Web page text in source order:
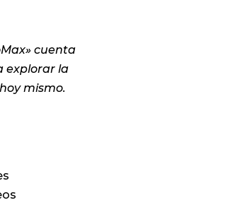
cuenta
explorar la
mismo.